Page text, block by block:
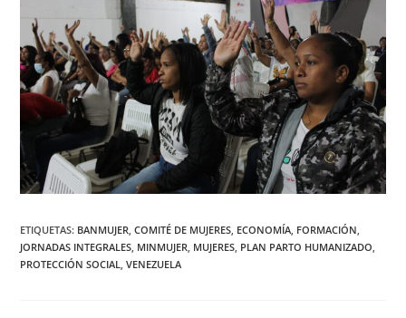
ETIQUETAS: BANMUJER, COMITÉ DE MUJERES, ECONOMÍA, FORMACIÓN,
JORNADAS INTEGRALES, MINMUJER, MUJERES, PLAN PARTO HUMANIZADO,
PROTECCIÓN SOCIAL, VENEZUELA